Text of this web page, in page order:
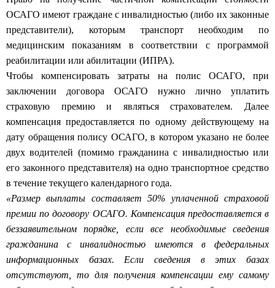
ОСАГО имеют граждане с инвалидностью (либо их законные
представители), которым транспорт необходим по
медицинским показаниям в соответствии с программой
реабилитации или абилитации (ИПРА).
Чтобы компенсировать затраты на полис ОСАГО, при
заключении договора ОСАГО нужно лично уплатить
страховую премию и являться страхователем. Далее
компенсация предоставляется по одному действующему на
дату обращения полису ОСАГО, в котором указано не более
двух водителей (помимо гражданина с инвалидностью или
его законного представителя) на одно транспортное средство
в течение текущего календарного года.
«Размер выплаты составляет 50% уплаченной страховой
премии по договору ОСАГО. Компенсация предоставляется в
беззаявительном порядке, если все необходимые сведения
гражданина с инвалидностью имеются в федеральных
информационных базах. Если сведения в этих базах
отсутствуют, то для получения компенсации ему самому
либо его представителю нужно будет обратиться в